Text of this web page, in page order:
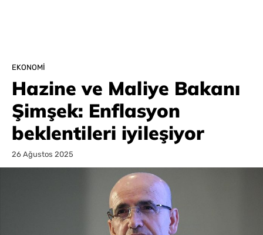
EKONOMI
Hazine ve Maliye Bakanı
Şimşek: Enflasyon
beklentileri iyileşiyor
26 Ağustos 2025